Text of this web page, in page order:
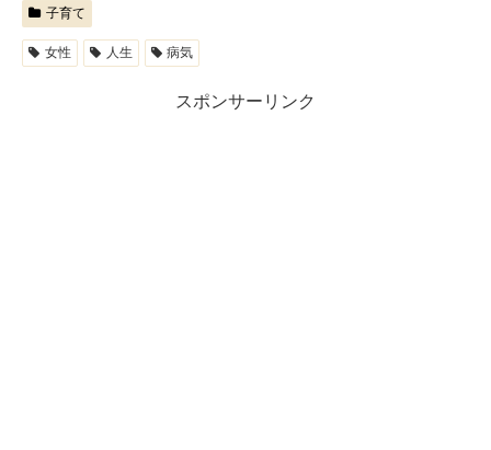
子育て
女性 人生 病気
スポンサーリンク